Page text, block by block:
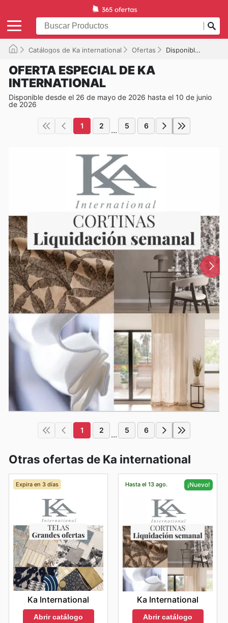
Catálogos de Ka international Ofertas Disponible hasta el 10/06/2026
OFERTA ESPECIAL DE KA
INTERNATIONAL
Disponible desde el 26 de mayo de 2026 hasta el 10 de junio
de 2026
1 2 ... 5 6
1 2 ... 5 6
Otras ofertas de Ka international
Expira en 3 días
Ka International
Abrir catálogo
Hasta el 13 ago. ¡Nuevo!
Ka International
Abrir catálogo